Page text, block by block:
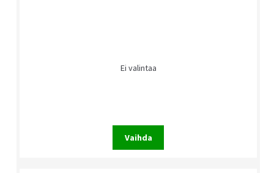
Ei valintaa
Vaihda